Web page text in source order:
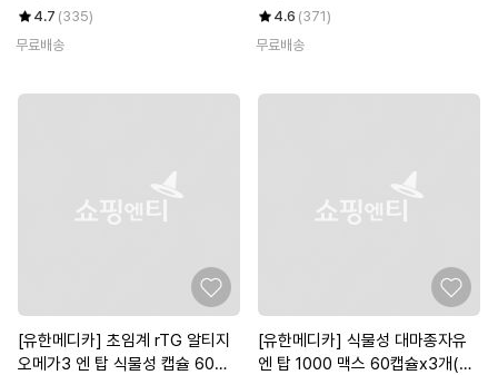
4.7 (335)
무료배송
4.6 (371)
무료배송
[유한메디카] 초임계 rTG 알티지
오메가3 엔 탑 식물성 캡슐 60캡
[유한메디카] 식물성 대마종자유
엔 탑 1000 맥스 60캡슐x3개(6